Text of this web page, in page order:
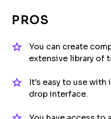
PROS
You can create
extensive library of
It's easy to use
drop interface.